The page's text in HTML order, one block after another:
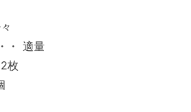
・ 適量
枚